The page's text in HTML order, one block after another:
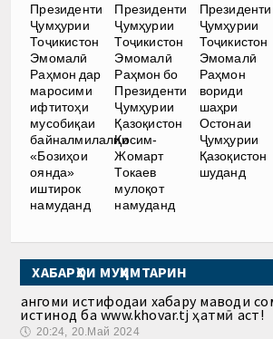
Президенти
Ҷумҳурии
Тоҷикистон
Эмомалӣ
Раҳмон дар
маросими
ифтитоҳи
мусобиқаи
байналмилалии
«Бозиҳои
оянда»
иштирок
намуданд
Президенти
Ҷумҳурии
Тоҷикистон
Эмомалӣ
Раҳмон бо
Президенти
Ҷумҳурии
Қазоқистон
Қосим-
Жомарт
Токаев
мулоқот
намуданд
Президенти
Ҷумҳурии
Тоҷикистон
Эмомалӣ
Раҳмон
вориди
шаҳри
Остонаи
Ҷумҳурии
Қазоқистон
шуданд
ХАБАРҲОИ МУҲИМТАРИН
Ҳангоми истифодаи хабару маводи
истинод ба www.khovar.tj ҳатмӣ аст!
🕔 20:24, 20.Май 2024